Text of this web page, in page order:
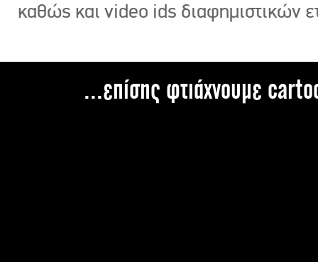
καθώς και video ids διαφημιστικών
...επίσης φτιάχνουμε